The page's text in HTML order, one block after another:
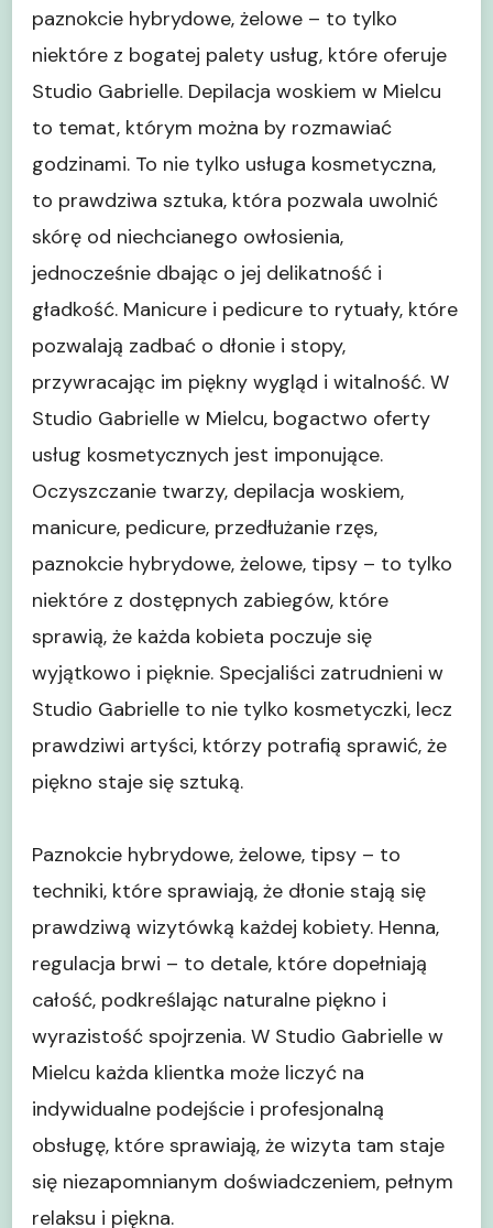
paznokcie hybrydowe, żelowe – to tylko
niektóre z bogatej palety usług, które oferuje
Studio Gabrielle. Depilacja woskiem w Mielcu
to temat, którym można by rozmawiać
godzinami. To nie tylko usługa kosmetyczna,
to prawdziwa sztuka, która pozwala uwolnić
skórę od niechcianego owłosienia,
jednocześnie dbając o jej delikatność i
gładkość. Manicure i pedicure to rytuały, które
pozwalają zadbać o dłonie i stopy,
przywracając im piękny wygląd i witalność. W
Studio Gabrielle w Mielcu, bogactwo oferty
usług kosmetycznych jest imponujące.
Oczyszczanie twarzy, depilacja woskiem,
manicure, pedicure, przedłużanie rzęs,
paznokcie hybrydowe, żelowe, tipsy – to tylko
niektóre z dostępnych zabiegów, które
sprawią, że każda kobieta poczuje się
wyjątkowo i pięknie. Specjaliści zatrudnieni w
Studio Gabrielle to nie tylko kosmetyczki, lecz
prawdziwi artyści, którzy potrafią sprawić, że
piękno staje się sztuką.
Paznokcie hybrydowe, żelowe, tipsy – to
techniki, które sprawiają, że dłonie stają się
prawdziwą wizytówką każdej kobiety. Henna,
regulacja brwi – to detale, które dopełniają
całość, podkreślając naturalne piękno i
wyrazistość spojrzenia. W Studio Gabrielle w
Mielcu każda klientka może liczyć na
indywidualne podejście i profesjonalną
obsługę, które sprawiają, że wizyta tam staje
się niezapomnianym doświadczeniem, pełnym
relaksu i piękna.